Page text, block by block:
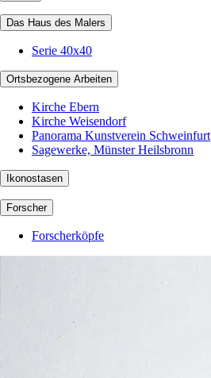
Das Haus des Malers
Serie 40x40
Ortsbezogene Arbeiten
Kirche Ebern
Kirche Weisendorf
Panorama Kunstverein Schweinfurt
Sagewerke, Münster Heilsbronn
Ikonostasen
Forscher
Forscherköpfe